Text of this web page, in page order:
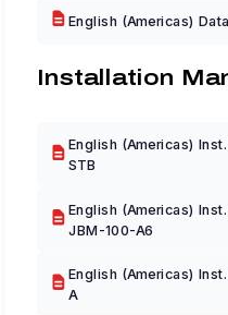
English (Americas)
Installation
English (Americas)
STB
English (Americas)
JBM-100-A6
English (Americas)
A